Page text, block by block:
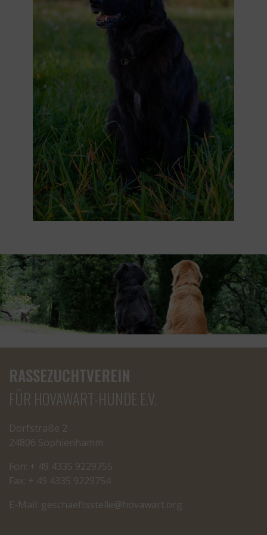
RASSEZUCHTVEREIN
FÜR HOVAWART-HUNDE E.V.
Dorfstraße 2
24806 Sophienhamm
Fon: + 49 4335 9229755
Fax: + 49 4335 9229754
E-Mail:
gro.t
rawav
oh@el
letss
tfeah
cseg